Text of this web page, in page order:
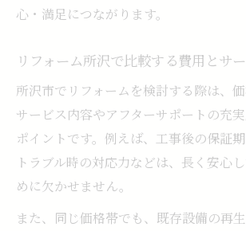
心・満足につながります。
リフォーム所沢で比較する費用とサ
所沢市でリフォームを検討する際は、価
サービス内容やアフターサポートの充
ポイントです。例えば、工事後の保証
トラブル時の対応力などは、長く安心
めに欠かせません。
また、同じ価格帯でも、既存設備の再